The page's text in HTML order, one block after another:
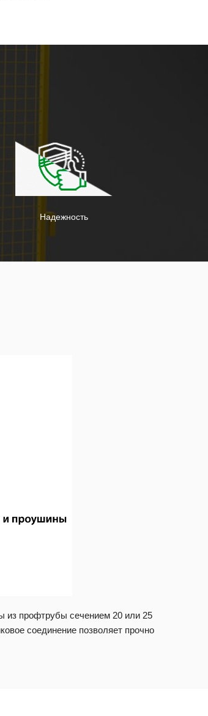
Надежность
из профтрубы сечением 20 или 25
соединение позволяет прочно